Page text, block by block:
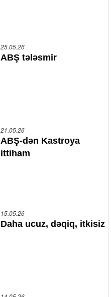
25.05.26
ABŞ tələsmir
21.05.26
ABŞ-dən Kastroya
ittiham
15.05.26
Daha ucuz, dəqiq, itkisiz